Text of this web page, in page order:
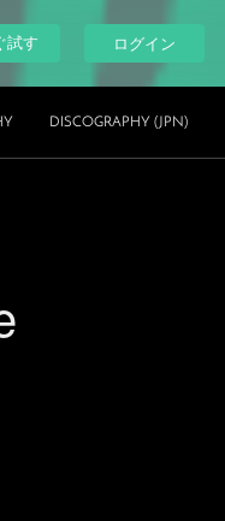
試す ログイン
DISCOGRAPHY (JPN)